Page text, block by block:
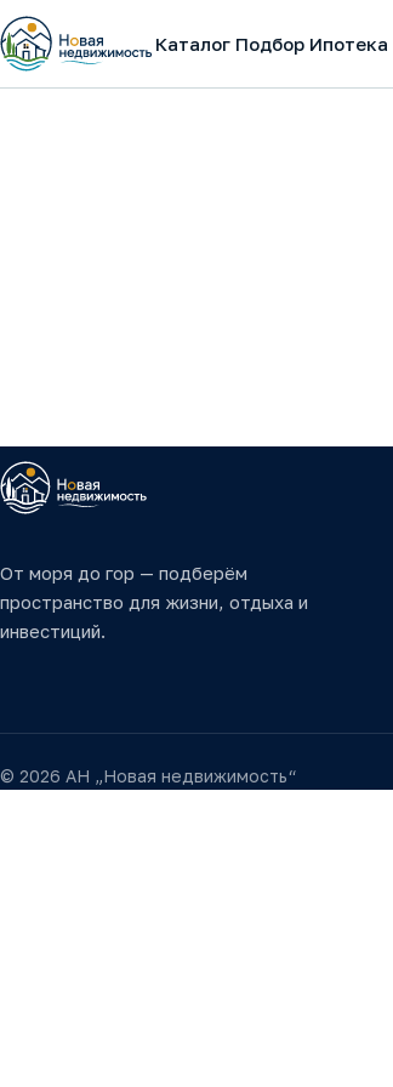
Каталог Подбор Ипотека
От моря до гор — подберём
пространство для жизни, отдыха и
инвестиций.
© 2026 АН „Новая недвижимость“